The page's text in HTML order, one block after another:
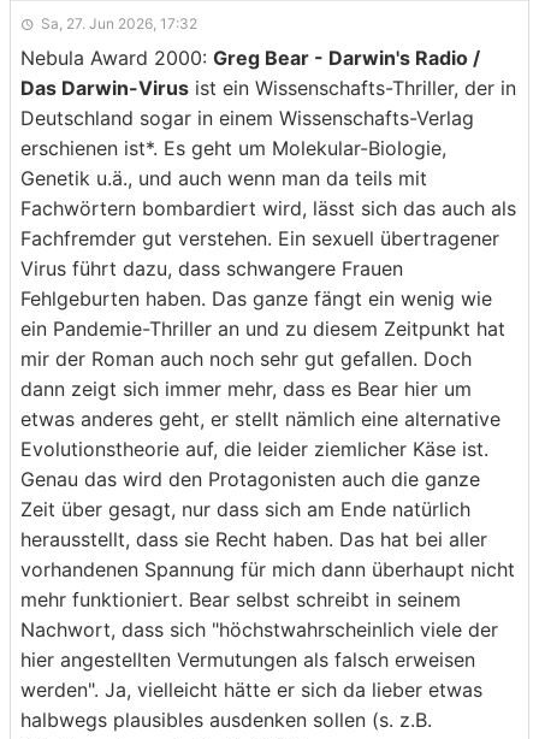
Sa, 27. Jun 2026, 17:32
Nebula Award 2000: Greg Bear - Darwin's Radio /
Das Darwin-Virus ist ein Wissenschafts-Thriller, der in
Deutschland sogar in einem Wissenschafts-Verlag
erschienen ist*. Es geht um Molekular-Biologie,
Genetik u.ä., und auch wenn man da teils mit
Fachwörtern bombardiert wird, lässt sich das auch als
Fachfremder gut verstehen. Ein sexuell übertragener
Virus führt dazu, dass schwangere Frauen
Fehlgeburten haben. Das ganze fängt ein wenig wie
ein Pandemie-Thriller an und zu diesem Zeitpunkt hat
mir der Roman auch noch sehr gut gefallen. Doch
dann zeigt sich immer mehr, dass es Bear hier um
etwas anderes geht, er stellt nämlich eine alternative
Evolutionstheorie auf, die leider ziemlicher Käse ist.
Genau das wird den Protagonisten auch die ganze
Zeit über gesagt, nur dass sich am Ende natürlich
herausstellt, dass sie Recht haben. Das hat bei aller
vorhandenen Spannung für mich dann überhaupt nicht
mehr funktioniert. Bear selbst schreibt in seinem
Nachwort, dass sich "höchstwahrscheinlich viele der
hier angestellten Vermutungen als falsch erweisen
werden". Ja, vielleicht hätte er sich da lieber etwas
halbwegs plausibles ausdenken sollen (s. z.B.